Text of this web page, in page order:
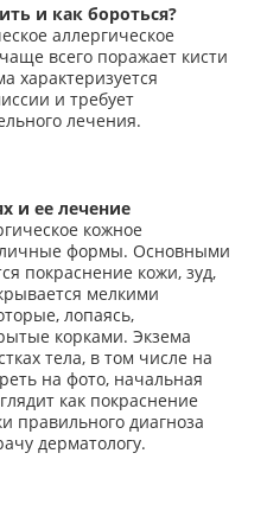
и как бороться?
аллергическое
всего поражает кисти
характеризуется
и требует
лечения.
и ее лечение
кожное
формы. Основными
покраснение кожи, зуд,
мелкими
лопаясь,
корками. Экзема
тела, в том числе на
на фото, начальная
как покраснение
правильного диагноза
дерматологу.